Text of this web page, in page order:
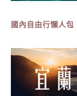
國內自由行懶人包